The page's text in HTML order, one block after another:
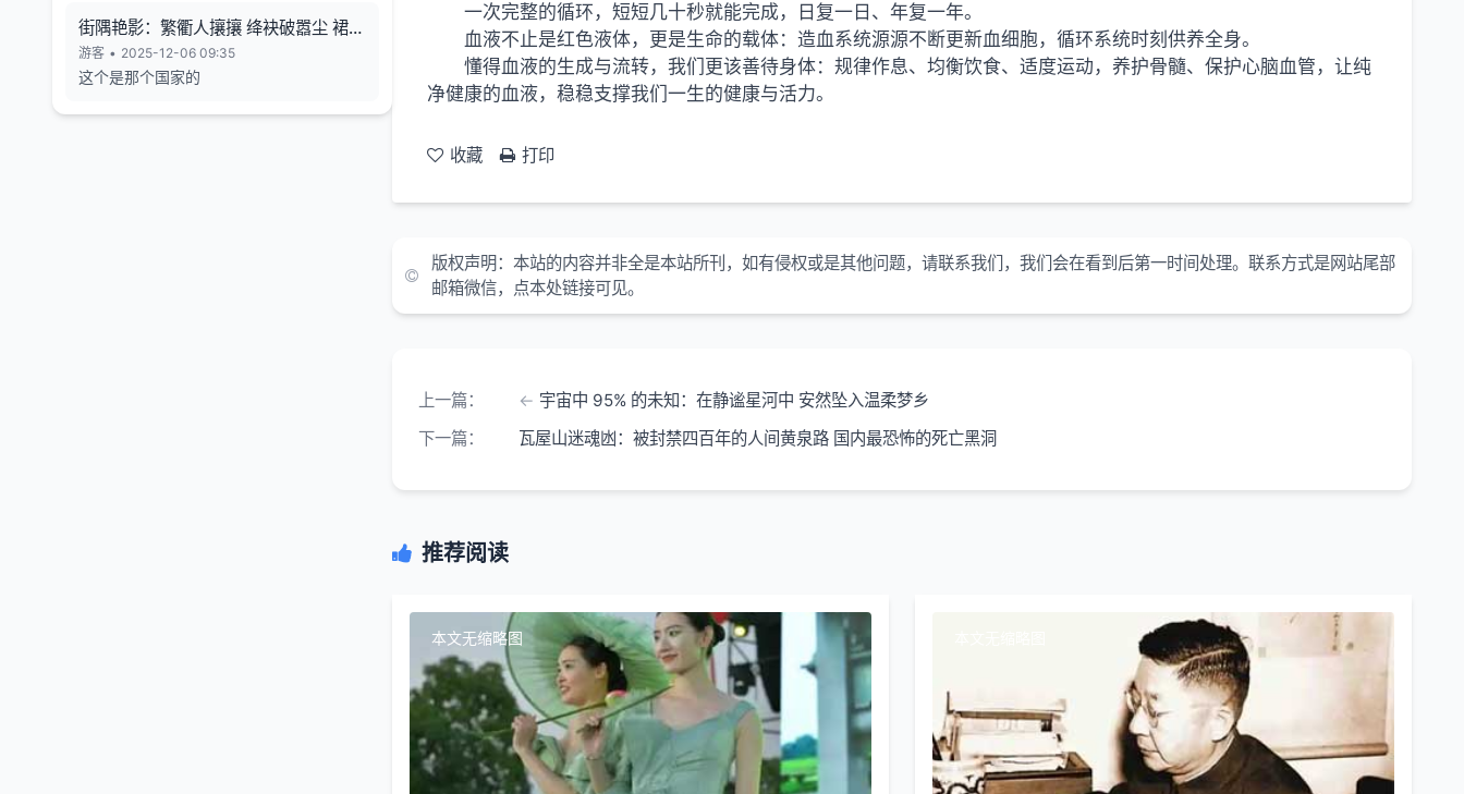
街隅艳影：繁衢人攘攘 绛袂破嚣尘 裙束
霞裁色
游客 • 2025-12-06 09:35
这个是那个国家的
一次完整的循环，短短几十秒就能完成，日复一日、年复一年。
血液不止是红色液体，更是生命的载体：造血系统源源不断更新血细胞，循环系统时刻供养全身。
懂得血液的生成与流转，我们更该善待身体：规律作息、均衡饮食、适度运动，养护骨髓、保护心脑血管，让纯
净健康的血液，稳稳支撑我们一生的健康与活力。
收藏 打印
版权声明： 本站的内容并非全是本站所刊，如有侵权或是其他问题，请联系我们，我们会在看到后第一时间处理。联系方式是网站尾部
邮箱微信，点本处链接可见。
上一篇：
宇宙中 95% 的未知：在静谧星河中 安然坠入温柔梦乡
下一篇：
瓦屋山迷魂凼：被封禁四百年的人间黄泉路 国内最恐怖的死亡黑洞
推荐阅读
本文无缩略图